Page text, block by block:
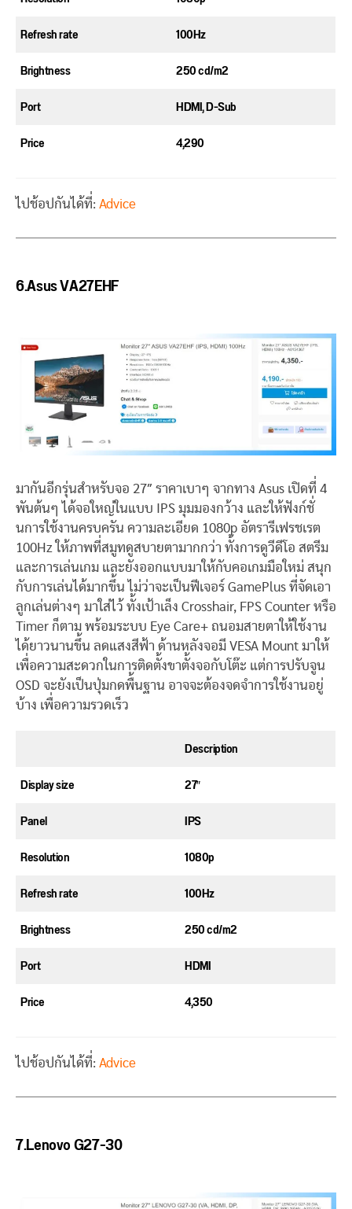
Refresh rate
100Hz
Brightness
250 cd/m2
Port
HDMI, D-Sub
Price
4,290
ไปช้อปกันได้ที่: Advice
6.Asus VA27EHF
มากันอีกรุ่นสำหรับจอ 27″ ราคาเบาๆ จากทาง Asus เปิดที่ 4
พันต้นๆ ได้จอใหญ่ในแบบ IPS มุมมองกว้าง และให้ฟังก์ชั่
นการใช้งานครบครัน ความละเอียด 1080p อัตรารีเฟรชเรต
100Hz ให้ภาพที่สมูทดูสบายตามากกว่า ทั้งการดูวีดีโอ สตรีม
และการเล่นเกม และยังออกแบบมาให้กับคอเกมมือใหม่ สนุก
กับการเล่นได้มากขึ้น ไม่ว่าจะเป็นฟีเจอร์ GamePlus ที่จัดเอา
ลูกเล่นต่างๆ มาใส่ไว้ ทั้งเป้าเล็ง Crosshair, FPS Counter หรือ
Timer ก็ตาม พร้อมระบบ Eye Care+ ถนอมสายตาให้ใช้งาน
ได้ยาวนานขึ้น ลดแสงสีฟ้า ด้านหลังจอมี VESA Mount มาให้
เพื่อความสะดวกในการติดตั้งขาตั้งจอกับโต๊ะ แต่การปรับจูน
OSD จะยังเป็นปุ่มกดพื้นฐาน อาจจะต้องจดจำการใช้งานอยู่
บ้าง เพื่อความรวดเร็ว
Description
Display size
27″
Panel
IPS
Resolution
1080p
Refresh rate
100Hz
Brightness
250 cd/m2
Port
HDMI
Price
4,350
ไปช้อปกันได้ที่: Advice
7.Lenovo G27-30